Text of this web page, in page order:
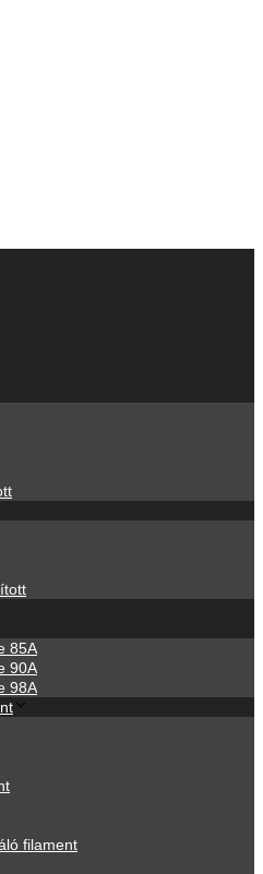
85A
90A
98A
filament